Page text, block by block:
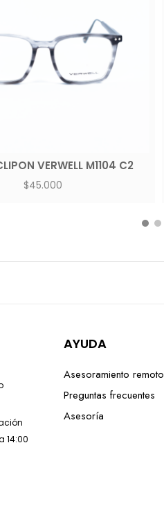
VERWELL M1104 C2
$45.000
14:00
AYUDA
Asesoramiento remoto
Preguntas frecuentes
Asesoría